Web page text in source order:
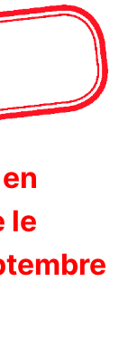
le